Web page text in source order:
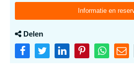
Informatie en
Delen